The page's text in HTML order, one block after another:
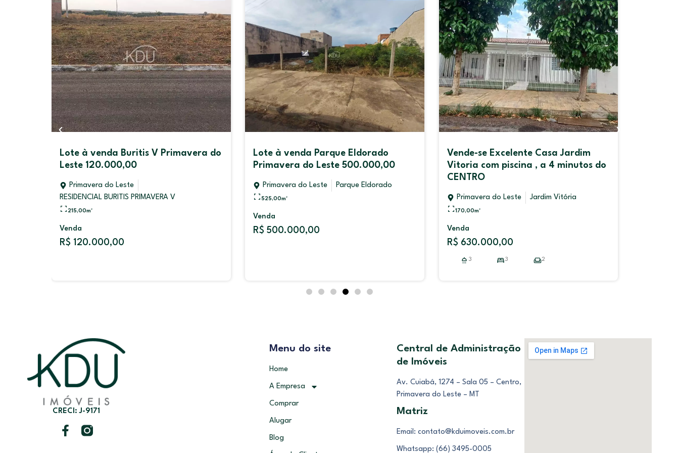
Lote à venda Buritis V Primavera do
Leste 120.000,00
Primavera do Leste
RESIDENCIAL BURITIS PRIMAVERA V
215,00m²
Venda
R$ 120.000,00
Lote à venda Parque Eldorado
Primavera do Leste 500.000,00
Primavera do Leste Parque Eldorado
525,00m²
Venda
R$ 500.000,00
Vende-se Excelente Casa Jardim
Vitoria com piscina , a 4 minutos do
CENTRO
Primavera do Leste Jardim Vitória
170,00m²
Venda
R$ 630.000,00
3 3 2
CRECI: J-9171
Menu do site
Home
A Empresa
Comprar
Alugar
Blog
Central de Administração
de Imóveis
Av. Cuiabá, 1274 – Sala 05 – Centro,
Primavera do Leste – MT
Matriz
Email: contato@kduimoveis.com.br
Whatsapp: (66) 3495-0005